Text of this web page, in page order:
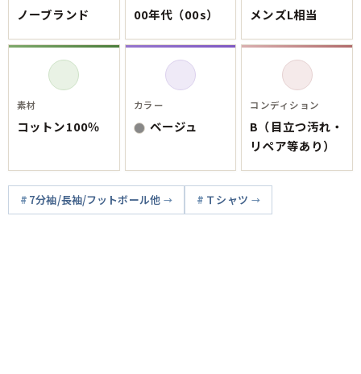
ノーブランド 00年代（00s） メンズL相当
素材
コットン100％
カラー
ベージュ
コンディション
B（目立つ汚れ・
リペア等あり）
7分袖/長袖/フットボール他 Ｔシャツ